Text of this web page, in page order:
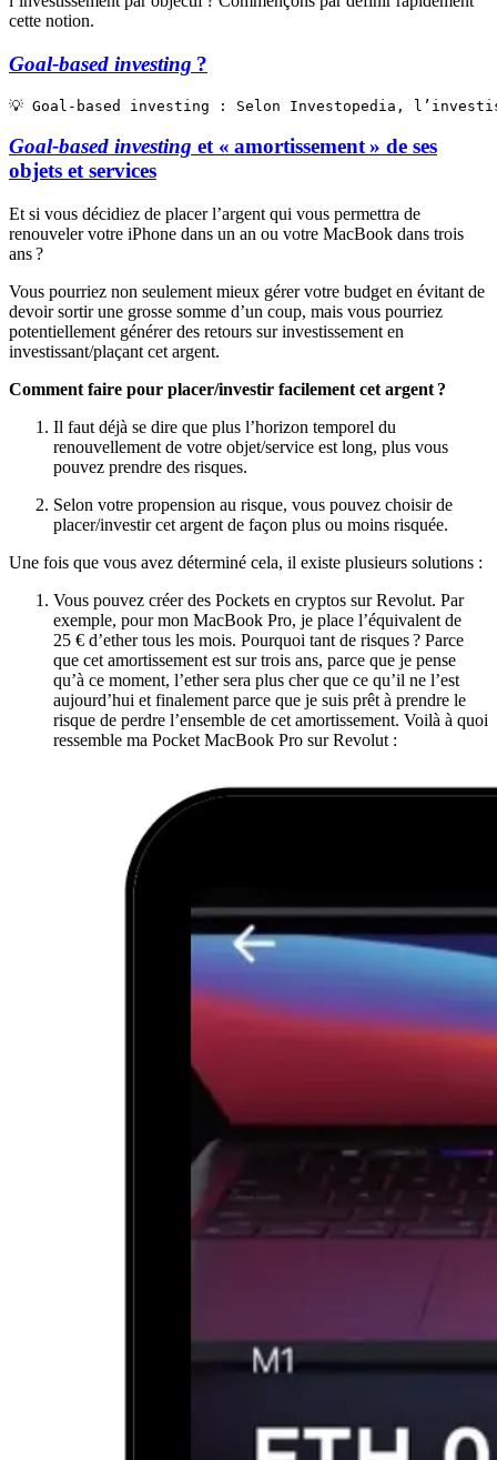
cette notion.
Goal-based investing ?
💡 Goal-based investing : Selon Investopedia,
Goal-based investing et « amortissement » de ses
objets et services
Et si vous décidiez de placer l’argent qui vous permettra de
renouveler votre iPhone dans un an ou votre MacBook dans trois
ans ?
Vous pourriez non seulement mieux gérer votre budget en évitant de
devoir sortir une grosse somme d’un coup, mais vous pourriez
potentiellement générer des retours sur investissement en
investissant/plaçant cet argent.
Comment faire pour placer/investir facilement cet argent ?
Il faut déjà se dire que plus l’horizon temporel du
renouvellement de votre objet/service est long, plus vous
pouvez prendre des risques.
Selon votre propension au risque, vous pouvez choisir de
placer/investir cet argent de façon plus ou moins risquée.
Une fois que vous avez déterminé cela, il existe plusieurs solutions :
Vous pouvez créer des Pockets en cryptos sur Revolut. Par
exemple, pour mon MacBook Pro, je place l’équivalent de
25 € d’ether tous les mois. Pourquoi tant de risques ? Parce
que cet amortissement est sur trois ans, parce que je pense
qu’à ce moment, l’ether sera plus cher que ce qu’il ne l’est
aujourd’hui et finalement parce que je suis prêt à prendre le
risque de perdre l’ensemble de cet amortissement. Voilà à quoi
ressemble ma Pocket MacBook Pro sur Revolut :